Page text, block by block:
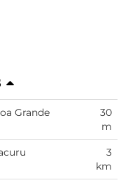
Grande
30
m
3
km